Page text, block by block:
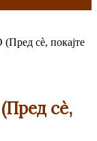
сѐ, покајте
сѐ,